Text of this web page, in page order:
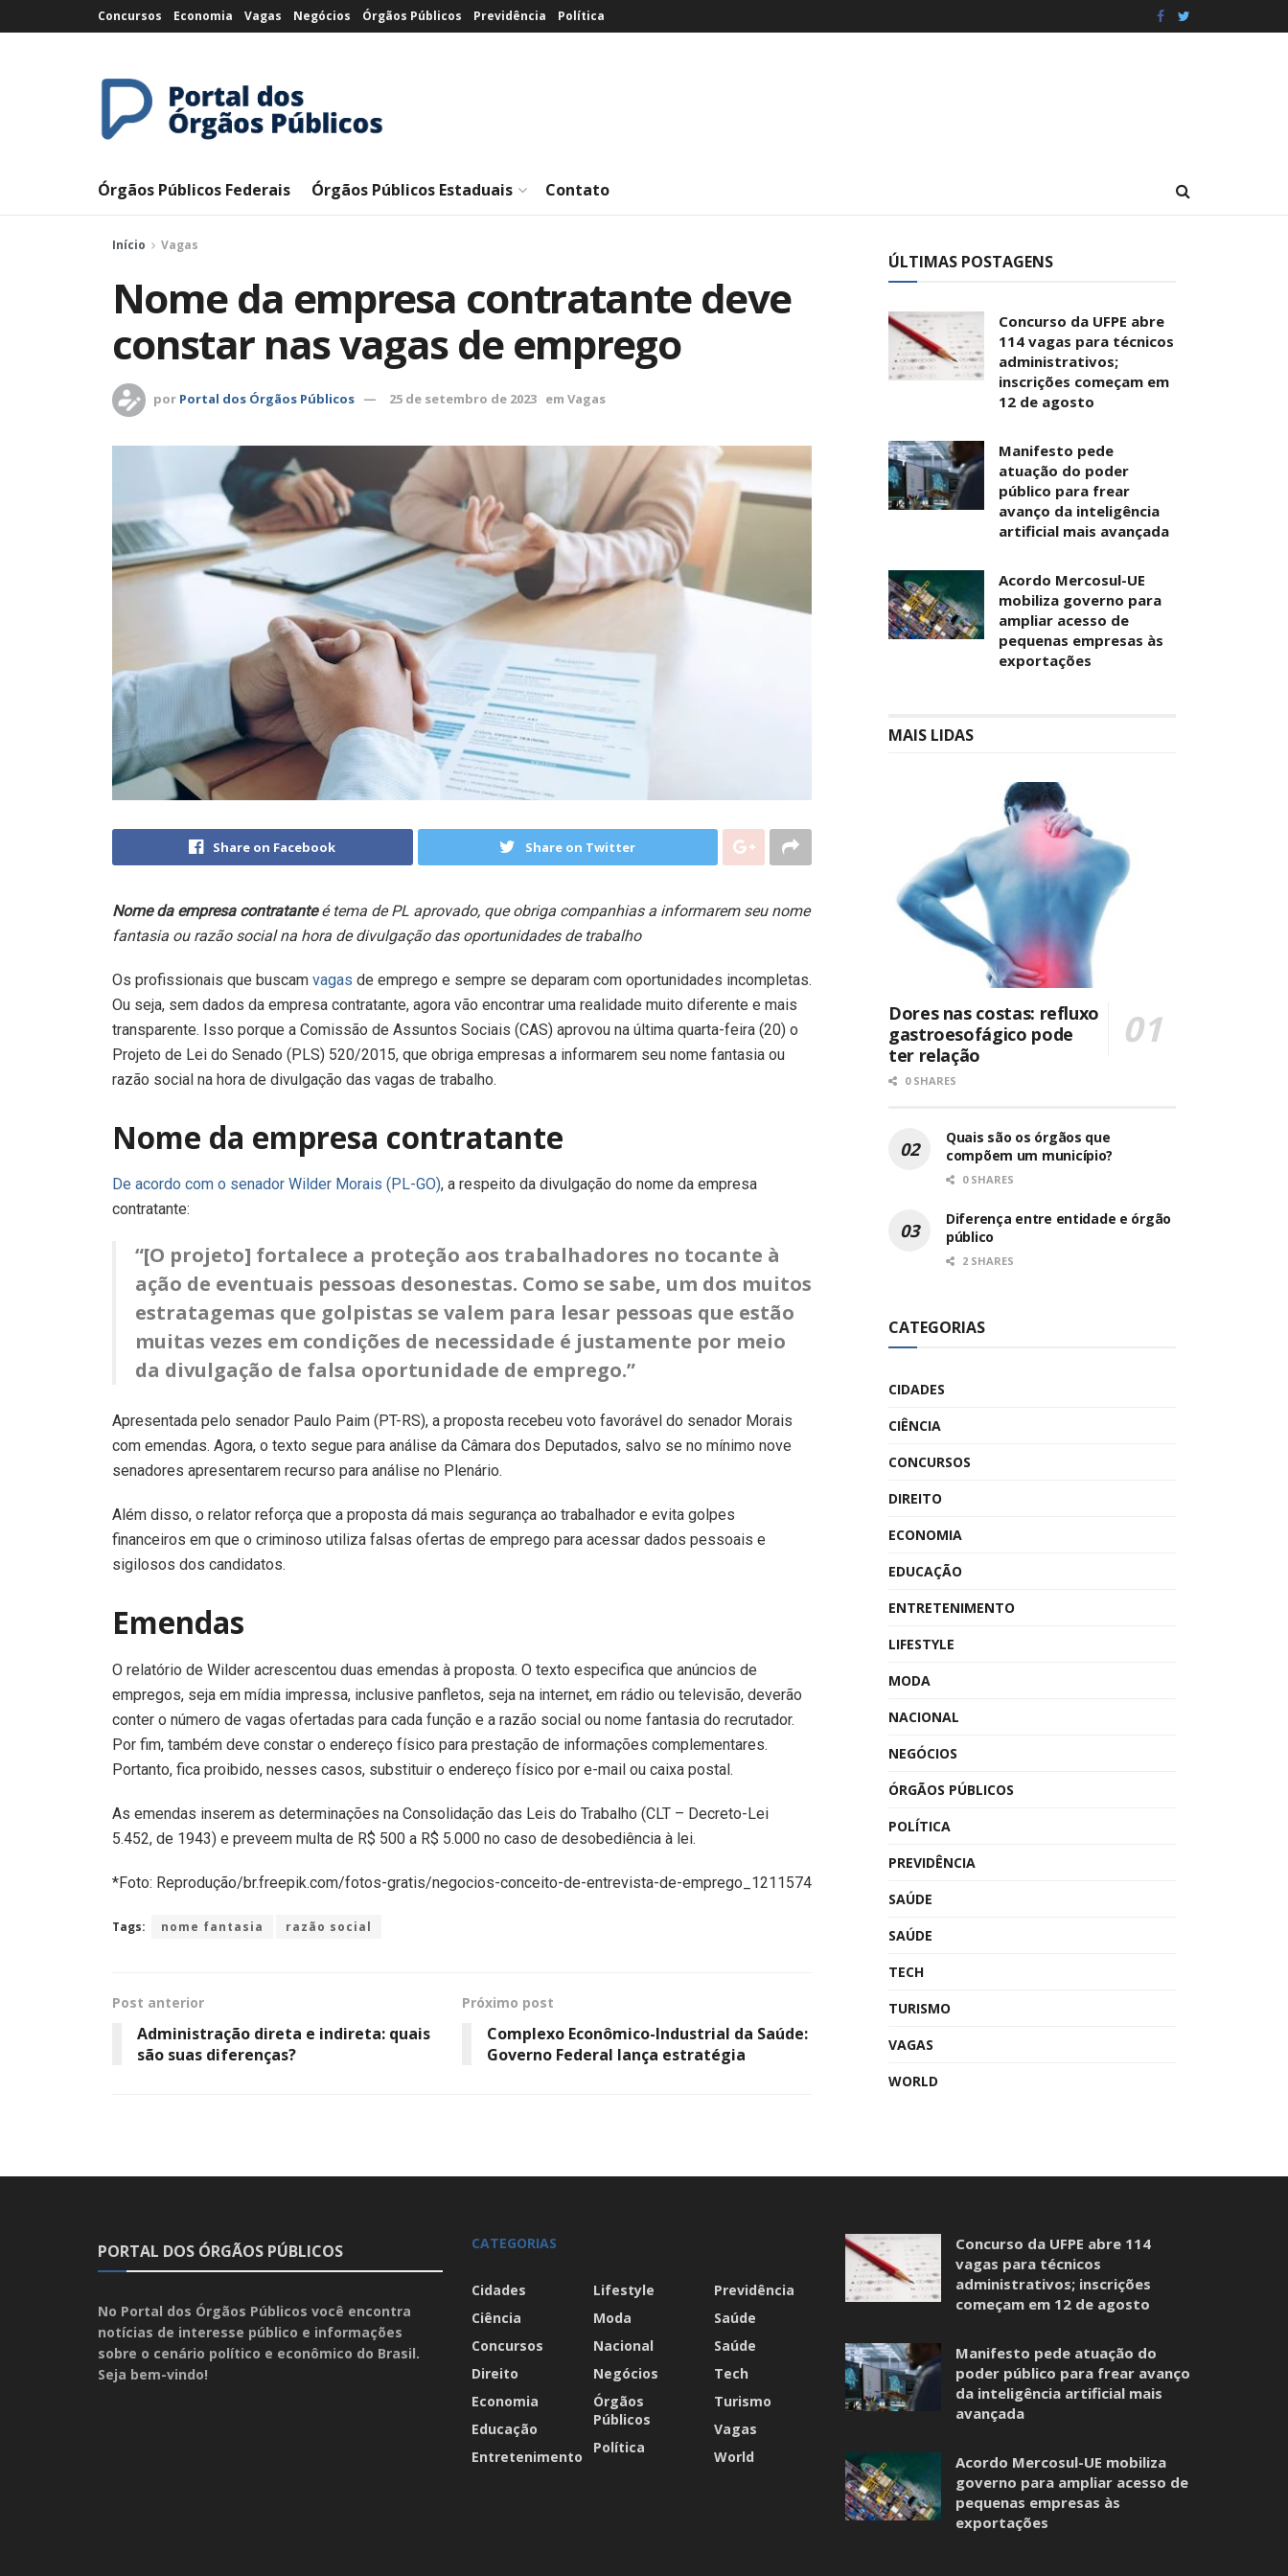
Concursos Economia Vagas Negócios Órgãos Públicos Previdência Política
Órgãos Públicos Federais Órgãos Públicos Estaduais Contato
Início Vagas
Nome da empresa contratante deve
constar nas vagas de emprego
por Portal dos Órgãos Públicos 25 de setembro de 2023 em Vagas
Share on Facebook Share on Twitter
Nome da empresa contratanteé tema de PL aprovado, que obriga companhias a informarem seu nome
fantasia ou razão social na hora de divulgação das oportunidades de trabalho
Os profissionais que buscam vagas de emprego e sempre se deparam com oportunidades incompletas.
Ou seja, sem dados da empresa contratante, agora vão encontrar uma realidade muito diferente e mais
transparente. Isso porque a Comissão de Assuntos Sociais (CAS) aprovou na última quarta-feira (20) o
Projeto de Lei do Senado (PLS) 520/2015, que obriga empresas a informarem seu nome fantasia ou
razão social na hora de divulgação das vagas de trabalho.
Nome da empresa contratante
De acordo com o senador Wilder Morais (PL-GO), a respeito da divulgação do nome da empresa
contratante:
“[O projeto] fortalece a proteção aos trabalhadores no tocante à
ação de eventuais pessoas desonestas. Como se sabe, um dos muitos
estratagemas que golpistas se valem para lesar pessoas que estão
muitas vezes em condições de necessidade é justamente por meio
da divulgação de falsa oportunidade de emprego.”
Apresentada pelo senador Paulo Paim (PT-RS), a proposta recebeu voto favorável do senador Morais
com emendas. Agora, o texto segue para análise da Câmara dos Deputados, salvo se no mínimo nove
senadores apresentarem recurso para análise no Plenário.
Além disso, o relator reforça que a proposta dá mais segurança ao trabalhador e evita golpes
financeiros em que o criminoso utiliza falsas ofertas de emprego para acessar dados pessoais e
sigilosos dos candidatos.
Emendas
O relatório de Wilder acrescentou duas emendas à proposta. O texto especifica que anúncios de
empregos, seja em mídia impressa, inclusive panfletos, seja na internet, em rádio ou televisão, deverão
conter o número de vagas ofertadas para cada função e a razão social ou nome fantasia do recrutador.
Por fim, também deve constar o endereço físico para prestação de informações complementares.
Portanto, fica proibido, nesses casos, substituir o endereço físico por e-mail ou caixa postal.
As emendas inserem as determinações na Consolidação das Leis do Trabalho (CLT – Decreto-Lei
5.452, de 1943) e preveem multa de R$ 500 a R$ 5.000 no caso de desobediência à lei.
*Foto: Reprodução/br.freepik.com/fotos-gratis/negocios-conceito-de-entrevista-de-emprego_1211574
Tags: nome fantasia razão social
Post anterior
Administração direta e indireta: quais
são suas diferenças?
Próximo post
Complexo Econômico-Industrial da Saúde:
Governo Federal lança estratégia
ÚLTIMAS POSTAGENS
Concurso da UFPE abre
114 vagas para técnicos
administrativos;
inscrições começam em
12 de agosto
Manifesto pede
atuação do poder
público para frear
avanço da inteligência
artificial mais avançada
Acordo Mercosul-UE
mobiliza governo para
ampliar acesso de
pequenas empresas às
exportações
MAIS LIDAS
Dores nas costas: refluxo
gastroesofágico pode
ter relação
0 SHARES
Quais são os órgãos que
compõem um município?
0 SHARES
Diferença entre entidade e órgão
público
2 SHARES
CATEGORIAS
CIDADES
CIÊNCIA
CONCURSOS
DIREITO
ECONOMIA
EDUCAÇÃO
ENTRETENIMENTO
LIFESTYLE
MODA
NACIONAL
NEGÓCIOS
ÓRGÃOS PÚBLICOS
POLÍTICA
PREVIDÊNCIA
SAÚDE
SAÚDE
TECH
TURISMO
VAGAS
WORLD
PORTAL DOS ÓRGÃOS PÚBLICOS
No Portal dos Órgãos Públicos você encontra
notícias de interesse público e informações
sobre o cenário político e econômico do Brasil.
Seja bem-vindo!
CATEGORIAS
Cidades
Ciência
Concursos
Direito
Economia
Educação
Entretenimento
Lifestyle
Moda
Nacional
Negócios
Órgãos
Públicos
Política
Previdência
Saúde
Saúde
Tech
Turismo
Vagas
World
Concurso da UFPE abre 114
vagas para técnicos
administrativos; inscrições
começam em 12 de agosto
Manifesto pede atuação do
poder público para frear avanço
da inteligência artificial mais
avançada
Acordo Mercosul-UE mobiliza
governo para ampliar acesso de
pequenas empresas às
exportações